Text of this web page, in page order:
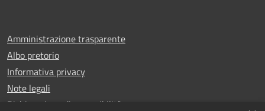
Amministrazione trasparente
Albo pretorio
Informativa privacy
Note legali
Dichiarazione di accessibilità